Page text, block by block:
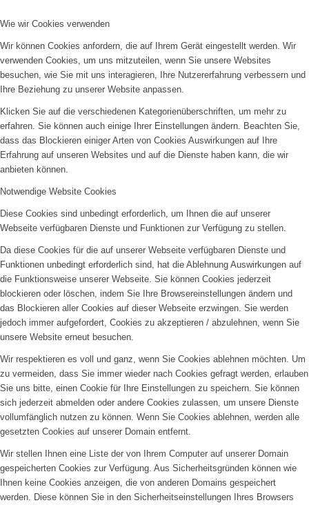
Wie wir Cookies verwenden
Wir können Cookies anfordern, die auf Ihrem Gerät eingestellt werden. Wir
verwenden Cookies, um uns mitzuteilen, wenn Sie unsere Websites
besuchen, wie Sie mit uns interagieren, Ihre Nutzererfahrung verbessern und
Ihre Beziehung zu unserer Website anpassen.
Klicken Sie auf die verschiedenen Kategorienüberschriften, um mehr zu
erfahren. Sie können auch einige Ihrer Einstellungen ändern. Beachten Sie,
dass das Blockieren einiger Arten von Cookies Auswirkungen auf Ihre
Erfahrung auf unseren Websites und auf die Dienste haben kann, die wir
anbieten können.
Notwendige Website Cookies
Diese Cookies sind unbedingt erforderlich, um Ihnen die auf unserer
Webseite verfügbaren Dienste und Funktionen zur Verfügung zu stellen.
Da diese Cookies für die auf unserer Webseite verfügbaren Dienste und
Funktionen unbedingt erforderlich sind, hat die Ablehnung Auswirkungen auf
die Funktionsweise unserer Webseite. Sie können Cookies jederzeit
blockieren oder löschen, indem Sie Ihre Browsereinstellungen ändern und
das Blockieren aller Cookies auf dieser Webseite erzwingen. Sie werden
jedoch immer aufgefordert, Cookies zu akzeptieren / abzulehnen, wenn Sie
unsere Website erneut besuchen.
Wir respektieren es voll und ganz, wenn Sie Cookies ablehnen möchten. Um
zu vermeiden, dass Sie immer wieder nach Cookies gefragt werden, erlauben
Sie uns bitte, einen Cookie für Ihre Einstellungen zu speichern. Sie können
sich jederzeit abmelden oder andere Cookies zulassen, um unsere Dienste
vollumfänglich nutzen zu können. Wenn Sie Cookies ablehnen, werden alle
gesetzten Cookies auf unserer Domain entfernt.
Wir stellen Ihnen eine Liste der von Ihrem Computer auf unserer Domain
gespeicherten Cookies zur Verfügung. Aus Sicherheitsgründen können wie
Ihnen keine Cookies anzeigen, die von anderen Domains gespeichert
werden. Diese können Sie in den Sicherheitseinstellungen Ihres Browsers